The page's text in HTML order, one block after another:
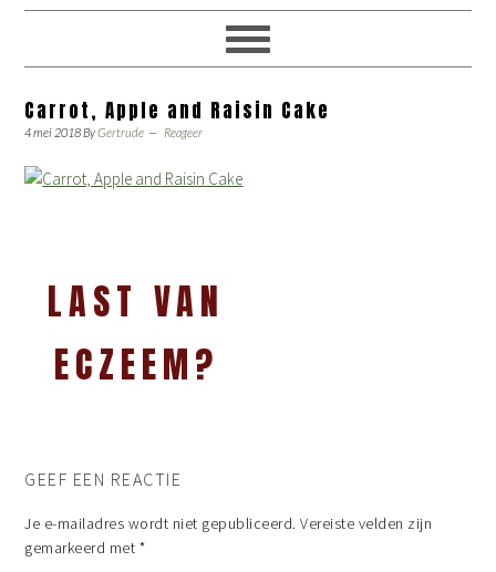
Carrot, Apple and Raisin Cake
4 mei 2018ByGertrude Reageer
LAST VAN
ECZEEM?
GEEF EEN REACTIE
Je e-mailadres wordt niet gepubliceerd. Vereiste velden zijn
gemarkeerd met *